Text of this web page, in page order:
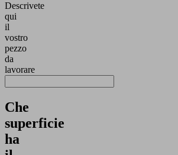
Descrivete
qui
il
vostro
pezzo
da
lavorare
Che
superficie
ha